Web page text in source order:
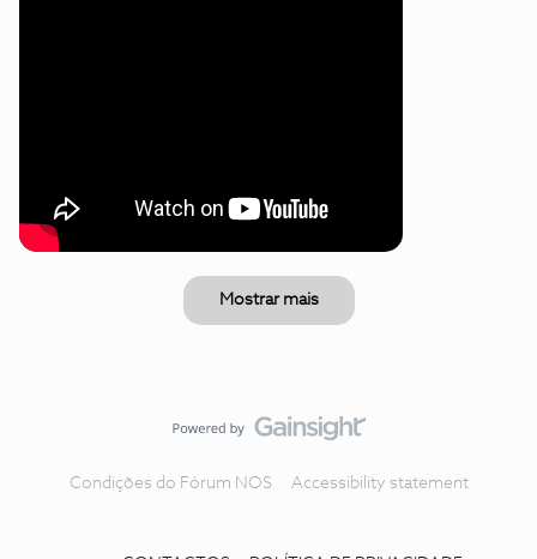
Mostrar mais
Condições do Fórum NOS Accessibility statement